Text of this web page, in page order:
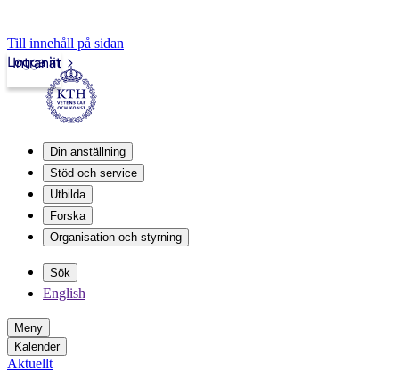
Till innehåll på sidan
Intranät
Logga in
Din anställning
Stöd och service
Utbilda
Forska
Organisation och styrning
Sök
English
Meny
Kalender
Aktuellt